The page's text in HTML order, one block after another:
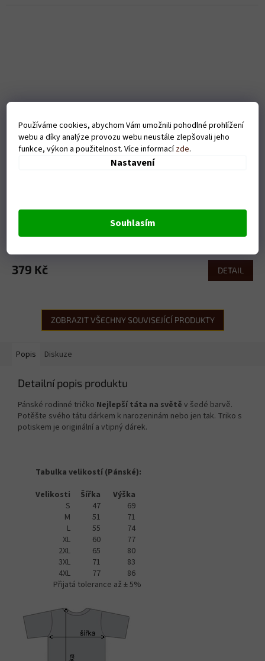
Používáme cookies, abychom Vám umožnili pohodlné prohlížení
webu a díky analýze provozu webu neustále zlepšovali jeho
funkce, výkon a použitelnost. Více informacízde.
Nastavení
Souhlasím
379 Kč DETAIL
ZOBRAZIT VŠECHNY SOUVISEJÍCÍ PRODUKTY
Popis Diskuze
Detailní popis produktu
Pánské rodinné tričko Nejlepší táta na světě v šedé barvě.
Potěšte svého tátu dárkem k narozeninám nebo jen tak. Triko s
potiskem je originální a vtipný dárek.
Tabulka velikostí (Pánské):
Velikosti
Šířka
Výška
S
47
69
M
51
71
L
55
74
XL
60
77
2XL
65
80
3XL
71
83
4XL
77
86
Přijatá tolerance až ± 5%